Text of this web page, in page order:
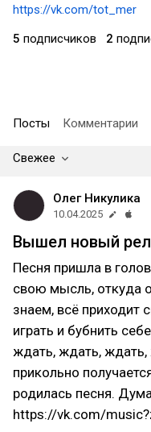
https://vk.com/tot_mer
5 подписчиков 2
Посты Комментарии
Свежее
Олег Никулика
10.04.2025
Вышел новый
Песня пришла в
свою мысль, откуда
знаем, всё приходит
играть и бубнить
ждать, ждать,
прикольно
родилась песня.
https://vk.com/